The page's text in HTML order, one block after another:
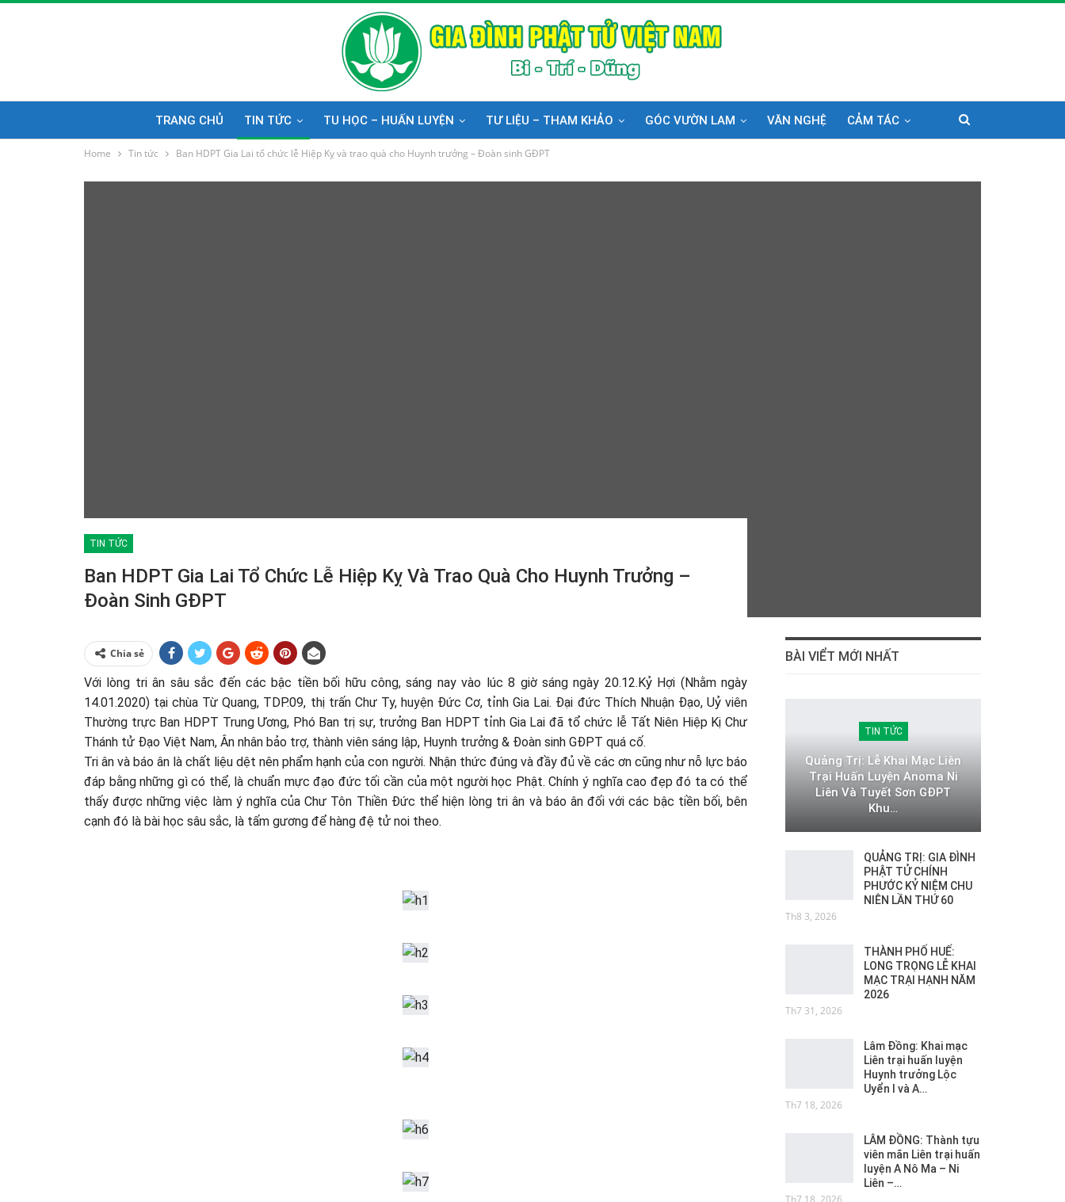
TRANG CHỦ TIN TỨC TU HỌC – HUẤN LUYỆN TƯ LIỆU – THAM KHẢO GÓC VƯỜN LAM VĂN NGHỆ CẢM TÁC
Home Tin tức Ban HDPT Gia Lai tổ chức lễ Hiệp Kỵ và trao quà cho Huynh trưởng – Đoàn sinh GĐPT
TIN TỨC
Ban HDPT Gia Lai Tổ Chức Lễ Hiệp Kỵ Và Trao Quà Cho Huynh Trưởng –
Đoàn Sinh GĐPT
Chia sẻ
Với lòng tri ân sâu sắc đến các bậc tiền bối hữu công, sáng nay vào lúc 8 giờ sáng ngày 20.12.Kỷ Hợi (Nhằm ngày
14.01.2020) tại chùa Từ Quang, TDP.09, thị trấn Chư Ty, huyện Đức Cơ, tỉnh Gia Lai. Đại đức Thích Nhuận Đạo, Uỷ viên
Thường trực Ban HDPT Trung Ương, Phó Ban trị sự, trưởng Ban HDPT tỉnh Gia Lai đã tổ chức lễ Tất Niên Hiệp Kị Chư
Thánh tử Đạo Việt Nam, Ân nhân bảo trợ, thành viên sáng lập, Huynh trưởng & Đoàn sinh GĐPT quá cố.
Tri ân và báo ân là chất liệu dệt nên phẩm hạnh của con người. Nhận thức đúng và đầy đủ về các ơn cũng như nỗ lực báo
đáp bằng những gì có thể, là chuẩn mực đạo đức tối cần của một người học Phật. Chính ý nghĩa cao đẹp đó ta có thể
thấy được những việc làm ý nghĩa của Chư Tôn Thiền Đức thể hiện lòng tri ân và báo ân đối với các bậc tiền bối, bên
cạnh đó là bài học sâu sắc, là tấm gương để hàng đệ tử noi theo.
BÀI VIỂT MỚI NHẤT
TIN TỨC
Quảng Trị: Lễ Khai Mạc Liên
Trại Huấn Luyện Anoma Ni
Liên Và Tuyết Sơn GĐPT
Khu…
QUẢNG TRỊ: GIA ĐÌNH
PHẬT TỬ CHÍNH
PHƯỚC KỶ NIỆM CHU
NIÊN LẦN THỨ 60
Th8 3, 2026
THÀNH PHỐ HUẾ:
LONG TRỌNG LỄ KHAI
MẠC TRẠI HẠNH NĂM
2026
Th7 31, 2026
Lâm Đồng: Khai mạc
Liên trại huấn luyện
Huynh trưởng Lộc
Uyển I và A…
Th7 18, 2026
LÂM ĐỒNG: Thành tựu
viên mãn Liên trại huấn
luyện A Nô Ma – Ni
Liên –…
Th7 18, 2026